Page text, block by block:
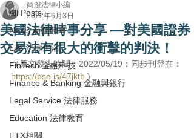
All Posts
News 新聞時事
Life 法律生活
FinTech 金融科技
Finance & Banking 金融與銀行
Legal Service 法律服務
Education 法律教育
FTX相關
美國法律時事分享 —對美國證券
交易法有很大的衝擊的判決！
尚澄法律小編
2022年6月3日
（原文發表時間：2022/05/19；同步刊登在：
https://pse.is/47jktb )